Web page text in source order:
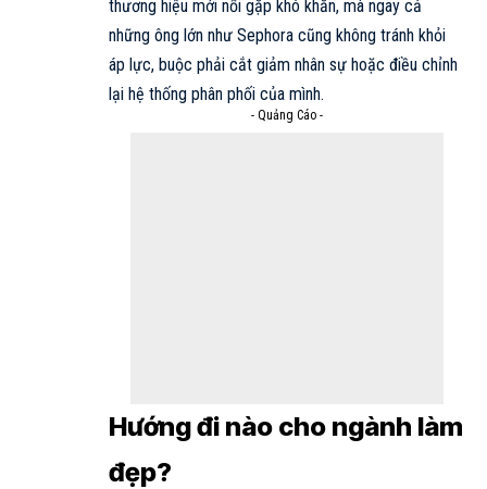
thương hiệu mới nổi gặp khó khăn, mà ngay cả
những ông lớn như Sephora cũng không tránh khỏi
áp lực, buộc phải cắt giảm nhân sự hoặc điều chỉnh
lại hệ thống phân phối của mình.
- Quảng Cáo -
Hướng đi nào cho ngành làm
đẹp?